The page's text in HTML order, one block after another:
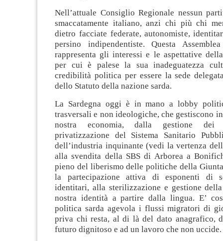
Nell’attuale Consiglio Regionale nessun
smaccatamente italiano, anzi chi più chi
dietro facciate federate, autonomiste,
persino indipendentiste. Questa
rappresenta gli interessi e le aspettative
per cui è palese la sua inadeguatezza
credibilità politica per essere la sede
dello Statuto della nazione sarda.
La Sardegna oggi è in mano a lobby
trasversali e non ideologiche, che gestiscono
nostra economia, dalla gestione dei
privatizzazione del Sistema Sanitario
dell’industria inquinante (vedi la vertenza
alla svendita della SBS di Arborea a
pieno del liberismo delle politiche della
la partecipazione attiva di esponenti di
identitari, alla sterilizzazione e gestione
nostra identità a partire dalla lingua. E’
politica sarda agevola i flussi migratori di
priva chi resta, al di là del dato anagrafico,
futuro dignitoso e ad un lavoro che non uccide.